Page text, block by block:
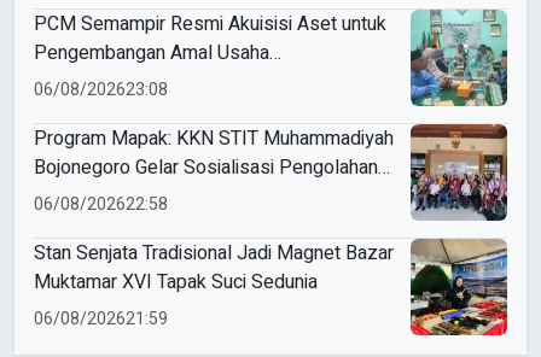
PCM Semampir Resmi Akuisisi Aset untuk
Pengembangan Amal Usaha
Muhammadiyah
06/08/202623:08
Program Mapak: KKN STIT Muhammadiyah
Bojonegoro Gelar Sosialisasi Pengolahan
Sampah
06/08/202622:58
Stan Senjata Tradisional Jadi Magnet Bazar
Muktamar XVI Tapak Suci Sedunia
06/08/202621:59